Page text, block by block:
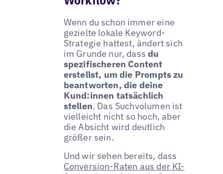
Wenn du schon immer eine
gezielte lokale Keyword-
Strategie hattest, ändert sich
im Grunde nur, dassdu
spezifischeren Content
erstellst, um die Prompts zu
beantworten, die deine
Kund:innen tatsächlich
stellen. Das Suchvolumen ist
vielleicht nicht so hoch, aber
die Absicht wird deutlich
größer sein.
Und wir sehen bereits, dass
Conversion-Raten aus der KI-